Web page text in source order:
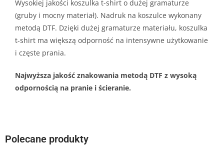
Wysokiej jakości koszulka t-shirt o dużej gramaturze
(gruby i mocny materiał). Nadruk na koszulce wykonany
metodą DTF. Dzięki dużej gramaturze materiału, koszulka
t-shirt ma większą odporność na intensywne użytkowanie
i częste prania.
Najwyższa jakość znakowania metodą DTF z wysoką
odpornością na pranie i ścieranie.
Polecane produkty